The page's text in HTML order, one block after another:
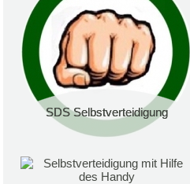
SDS Selbstverteidigung
SDS Selbstverteidigung